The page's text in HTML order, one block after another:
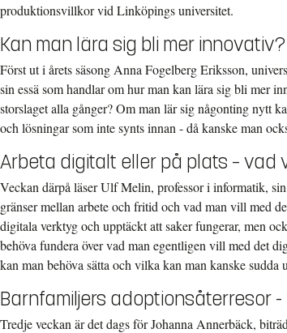
produktionsvillkor vid Linköpings universitet.
Kan man lära sig bli mer innovativ?
Först ut i årets säsong Anna Fogelberg Eriksson,
sin essä som handlar om hur man kan lära sig bli mer
storslaget alla gånger? Om man lär sig någonting nytt
och lösningar som inte synts innan - då kanske man
Arbeta digitalt eller på plats – vad
Veckan därpå läser Ulf Melin, professor i informatik,
gränser mellan arbete och fritid och vad man vill med
digitala verktyg och upptäckt att saker fungerar, men
behöva fundera över vad man egentligen vill med det
kan man behöva sätta och vilka kan man kanske sudda
Barnfamiljers adoptionsåterresor -
Tredje veckan är det dags för Johanna Annerbäck,